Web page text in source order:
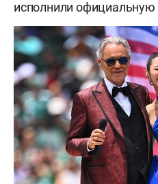
исполнили